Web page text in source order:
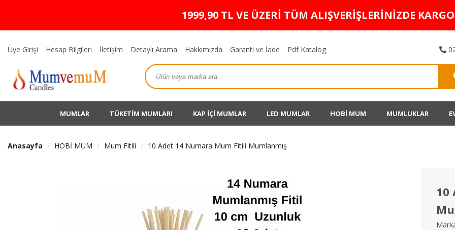
1999,90 TL VE ÜZERİ TÜM ALIŞVERİŞLERİNİZDE
Üye Girişi Hesap Bilgileri İletişim Detaylı Arama Hakkımızda Garanti ve İade Pdf Katalog
MUMLAR TÜKETİM MUMLARI KAP İÇİ MUMLAR LED MUMLAR HOBİ MUM MUMLUKLAR
Anasayfa HOBİ MUM Mum Fitili 10 Adet 14 Numara Mum Fitili Mumlanmış
10